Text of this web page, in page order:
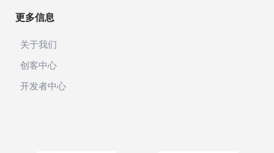
更多信息
关于我们
创客中心
开发者中心